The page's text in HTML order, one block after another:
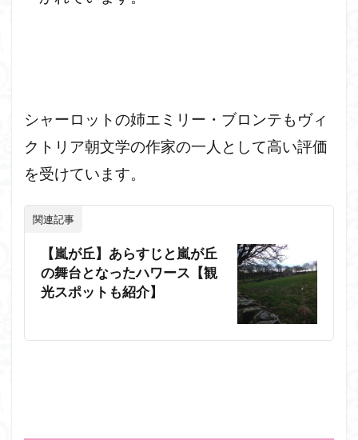
シャーロットの姉エミリー・ブロンテもヴィ
クトリア朝文学の作家の一人として高い評価
を受けています。
関連記事
【嵐が丘】あらすじと嵐が丘
の舞台となったハワース【観
光スポットも紹介】